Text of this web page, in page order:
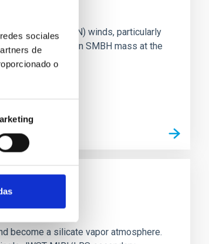
sociales
de
o
nuclei (AGN) winds, particularly
between SMBH mass at the
population
become a silicate vapor atmosphere.